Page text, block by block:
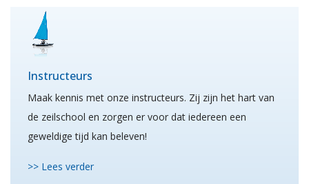
Instructeurs
Maak kennis met onze instructeurs. Zij zijn het hart van
de zeilschool en zorgen er voor dat iedereen een
geweldige tijd kan beleven!
>> Lees verder